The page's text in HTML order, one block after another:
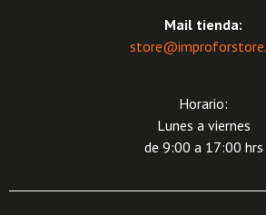
Mail tienda:
Horario:
Lunes a viernes
de 9:00 a 17:00 hrs